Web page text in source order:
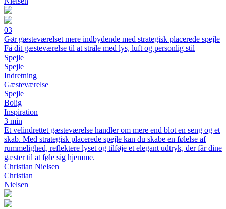
03
Gør gæsteværelset mere indbydende med strategisk placerede spejle
Få dit gæsteværelse til at stråle med lys, luft og personlig stil
Spejle
Spejle
Indretning
Gæsteværelse
Spejle
Bolig
Inspiration
3 min
Et velindrettet gæsteværelse handler om mere end blot en seng og et
skab. Med strategisk placerede spejle kan du skabe en følelse af
rummelighed, reflektere lyset og tilføje et elegant udtryk, der får dine
gæster til at føle sig hjemme.
Christian Nielsen
Christian
Nielsen